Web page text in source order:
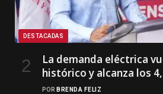
DESTACADAS
La demanda eléctrica
histórico y alcanza los
POR BRENDA FELIZ